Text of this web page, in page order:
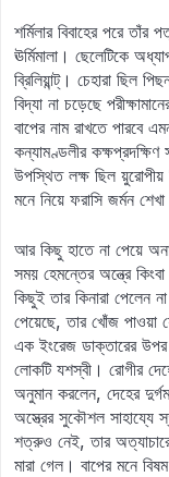
শর্মিলার বিবাহের পরে
ঊর্মিমালা। ছেলেটিকে
ব্রিলিয়ান্ট্‌। চেহারা ছিল
বিদ্যা না চড়েছে
বাপের নাম রাখতে পারবে
কন্যামণ্ডলীর কক্ষপ্রদক্ষিণ
উপস্থিত লক্ষ ছিল য়ুরোপীয়
মনে নিয়ে ফরাসি জর্মন
আর কিছু হাতে না পেয়ে
সময় হেমন্তের অন্ত্রে
কিছুই তার কিনারা পেলেন
পেয়েছে, তার খোঁজ
এক ইংরেজ ডাক্তারের উপর
লোকটি যশস্বী। রোগীর
অনুমান করলেন, দেহের
অস্ত্রের সুকৌশল সাহায্যে
শত্রুও নেই, তার
মারা গেল। বাপের মনে